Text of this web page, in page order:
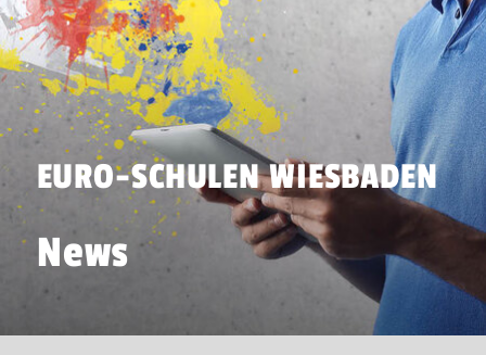
EURO-SCHULEN WIESBADEN
News